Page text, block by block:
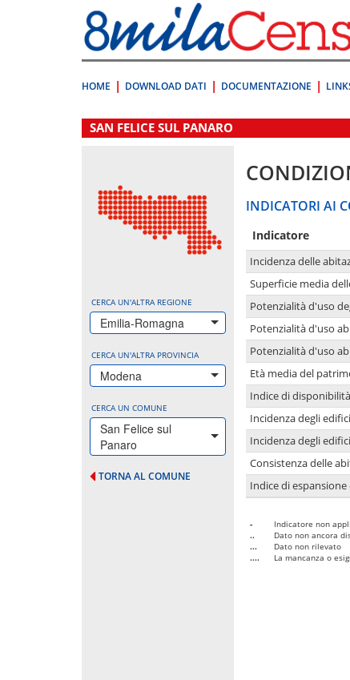
direttamente
a:
Contenuto
HOME DOWNLOAD DATI DOCUMENTAZIONE
.
SAN FELICE SUL PANARO
CERCA UN'ALTRA REGIONE
Emilia-Romagna
CERCA UN'ALTRA PROVINCIA
Modena
CERCA UN COMUNE
San Felice sul
Panaro
TORNA AL COMUNE
INDICATORI AI
Indicatore
Incidenza delle
Superficie media
Potenzialità d'uso
Potenzialità d'uso
Potenzialità d'uso
Età media del
Indice di
Incidenza degli
Incidenza degli
Consistenza delle
Indice di
-
Indicatore non
..
Dato non ancora
...
Dato non rilevato
....
La mancanza o